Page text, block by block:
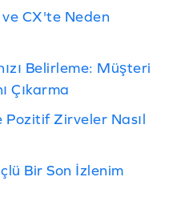
CX'te Neden
Belirleme: Müşteri
Çıkarma
Zirveler Nasıl
Bir Son İzlenim